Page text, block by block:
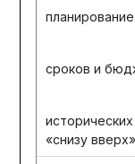
планирование
сроков и
«снизу